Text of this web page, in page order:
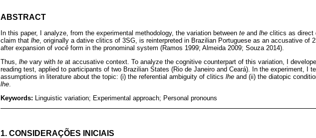
ABSTRACT
In this paper, I analyze, from the experimental methodology, the variation between te and lhe clitics as direct
claim that lhe, originally a dative clitics of 3SG, is reinterpreted in Brazilian Portuguese as an accusative of
after expansion of você form in the pronominal system (Ramos 1999; Almeida 2009; Souza 2014).
Thus, lhe vary with te at accusative context. To analyze the cognitive counterpart of this variation, I
reading test, applied to participants of two Brazilian States (Rio de Janeiro and Ceará). In the experiment, I
assumptions in literature about the topic: (i) the referential ambiguity of clitics lhe and (ii) the diatopic
lhe.
Keywords: Linguistic variation; Experimental approach; Personal pronouns
1. CONSIDERAÇÕES INICIAIS